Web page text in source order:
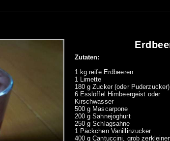
Zutaten:
1 kg reife Erdbeeren
1 Limette
180 g Zucker (oder Puderzucker)
6 Esslöffel Himbeergeist oder
Kirschwasser
500 g Mascarpone
200 g Sahnejoghurt
250 g Schlagsahne
1 Päckchen Vanillinzucker
400 g Cantuccini, grob